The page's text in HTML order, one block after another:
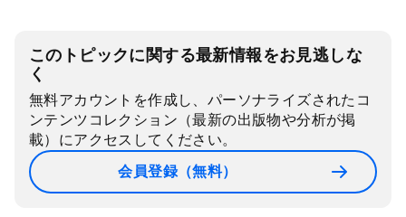
このトピックに関する最新情報をお見逃しな
く
無料アカウントを作成し、パーソナライズされたコ
ンテンツコレクション（最新の出版物や分析が掲
載）にアクセスしてください。
会員登録（無料）